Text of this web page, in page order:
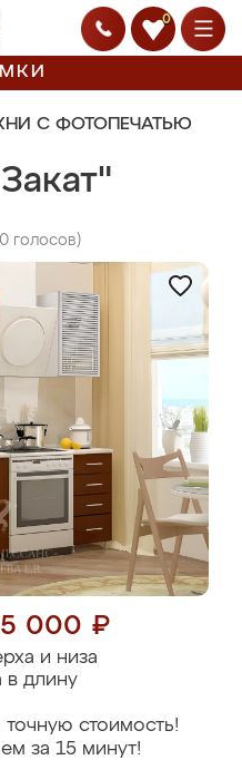
0
С ФОТОПЕЧАТЬЮ
0 голосов)
000 ₽
и низа
в длину
стоимость!
за 15 минут!